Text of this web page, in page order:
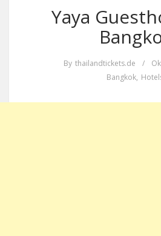
Yaya
By thailandtickets.de /
Bangkok,